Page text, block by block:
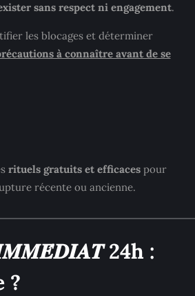
sans respect ni engagement.
les blocages et déterminer
à connaître avant de se
rituels gratuits et efficacespour
récente ou ancienne.
24h :
?